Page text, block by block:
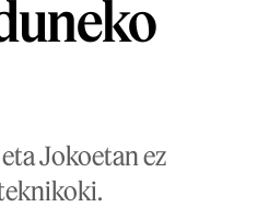
Jokoetan ez